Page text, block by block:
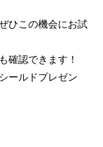
ひこの機会にお試
確認できます！
ールドプレゼン